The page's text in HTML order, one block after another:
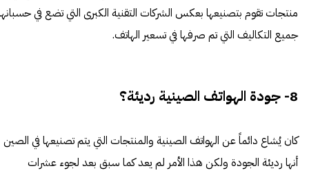
منتجات تقوم بتصنيعها بعكس الشركات التقنية الكبرى التي تضع في
جميع التكاليف التي تم صرفها في تسعير الهاتف.
8- جودة الهواتف الصينية رديئة؟
كان يُشاع دائماً عن الهواتف الصينية والمنتجات التي يتم تصنيعها في الصين
أنها رديئة الجودة ولكن هذا الأمر لم يعد كما سبق بعد لجوء عشرات